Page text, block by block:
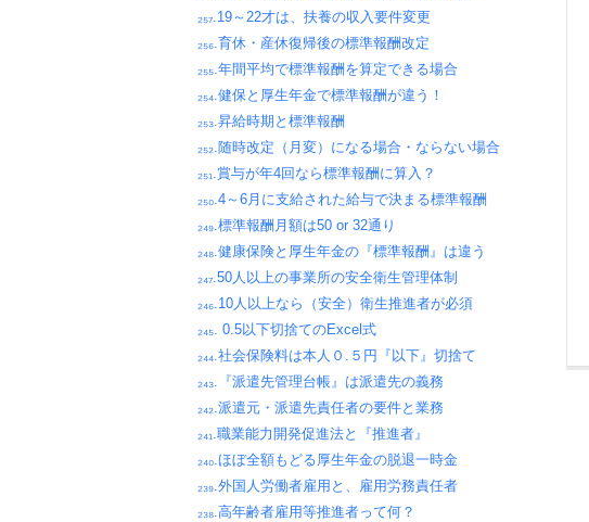
₂₅₇.19～22才は、扶養の収入要件変更
₂₅₆.育休・産休復帰後の標準報酬改定
₂₅₅.年間平均で標準報酬を算定できる場合
₂₅₄.健保と厚生年金で標準報酬が違う！
₂₅₃.昇給時期と標準報酬
₂₅₂.随時改定（月変）になる場合・ならない場合
₂₅₁.賞与が年4回なら標準報酬に算入？
₂₅₀.4～6月に支給された給与で決まる標準報酬
₂₄₉.標準報酬月額は50 or 32通り
₂₄₈.健康保険と厚生年金の『標準報酬』は違う
₂₄₇.50人以上の事業所の安全衛生管理体制
₂₄₆.10人以上なら（安全）衛生推進者が必須
₂₄₅. 0.5以下切捨てのExcel式
₂₄₄.社会保険料は本人０.５円『以下』切捨て
₂₄₃.『派遣先管理台帳』は派遣先の義務
₂₄₂.派遣元・派遣先責任者の要件と業務
₂₄₁.職業能力開発促進法と『推進者』
₂₄₀.ほぼ全額もどる厚生年金の脱退一時金
₂₃₉.外国人労働者雇用と、雇用労務責任者
₂₃₈.高年齢者雇用等推進者って何？